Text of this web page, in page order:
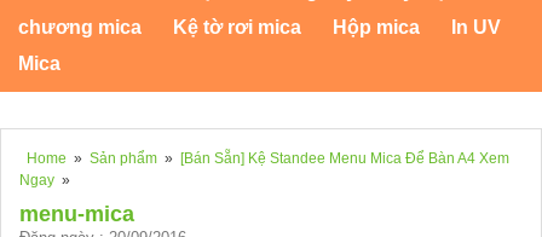
chương mica
Kệ tờ rơi mica Hộp mica
In UV
Mica
Home » Sản phẩm » [Bán Sẵn] Kệ Standee Menu Mica Để Bàn A4 Xem
Ngay »
menu-mica